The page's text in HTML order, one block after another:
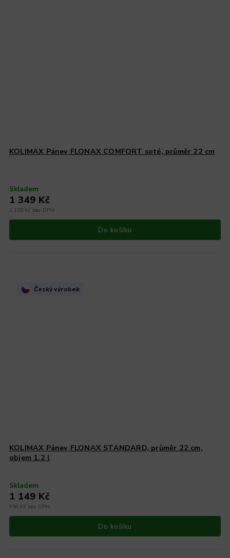
KOLIMAX Pánev FLONAX COMFORT soté, průměr 22 cm
Skladem
1 115 Kč bez DPH
1 349 Kč
Do košíku
Český výrobek
KOLIMAX Pánev FLONAX STANDARD, průměr 22 cm,
objem 1.2 l
Skladem
950 Kč bez DPH
1 149 Kč
Do košíku